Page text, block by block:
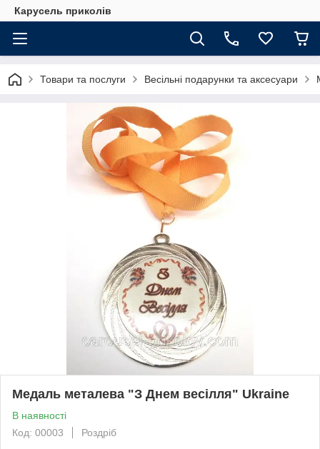
Карусель приколів
Товари та послуги Весільні подарунки та аксесуари
Медаль металева "З Днем весілля" Ukraine
В наявності
Код: 00003
Роздріб